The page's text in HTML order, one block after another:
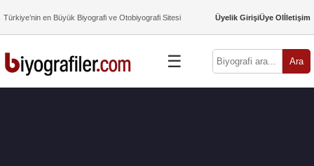
Türkiye’nin en Büyük Biyografi ve Otobiyografi Sitesi Üyelik GirişiÜye Olİletişim
☰ Ara